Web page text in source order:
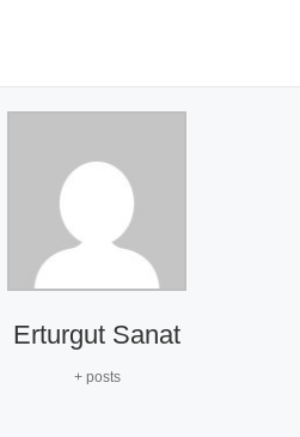
Erturgut Sanat
+ posts